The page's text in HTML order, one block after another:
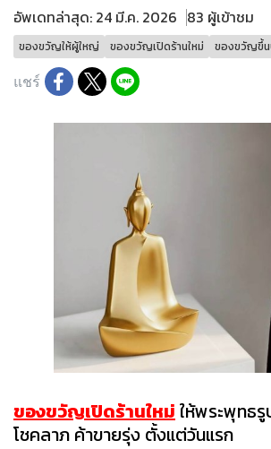
อัพเดทล่าสุด: 24 มี.ค. 2026 83 ผู้เข้าชม
ของขวัญให้ผู้ใหญ่ ของขวัญเปิดร้านใหม่ ของขวัญขึ้น
แชร์
ของขวัญเปิดร้านใหม่ ให้พระพุทธรู
โชคลาภ ค้าขายรุ่ง ตั้งแต่วันแรก